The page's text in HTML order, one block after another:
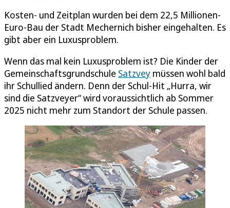
Kosten- und Zeitplan wurden bei dem 22,5 Millionen-
Euro-Bau der Stadt Mechernich bisher eingehalten. Es
gibt aber ein Luxusproblem.
Wenn das mal kein Luxusproblem ist? Die Kinder der
Gemeinschaftsgrundschule Satzvey müssen wohl bald
ihr Schullied ändern. Denn der Schul-Hit „Hurra, wir
sind die Satzveyer“ wird voraussichtlich ab Sommer
2025 nicht mehr zum Standort der Schule passen.